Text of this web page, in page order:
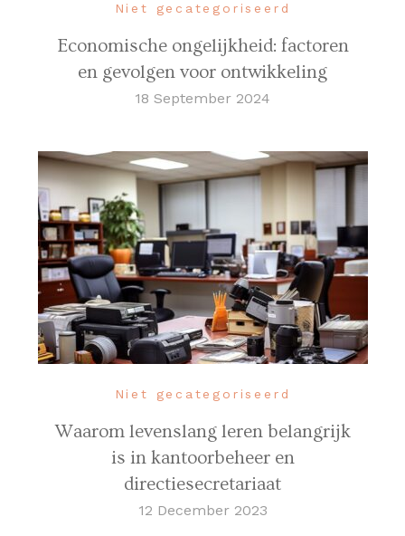
Niet gecategoriseerd
Economische ongelijkheid: factoren
en gevolgen voor ontwikkeling
18 September 2024
Niet gecategoriseerd
Waarom levenslang leren belangrijk
is in kantoorbeheer en
directiesecretariaat
12 December 2023